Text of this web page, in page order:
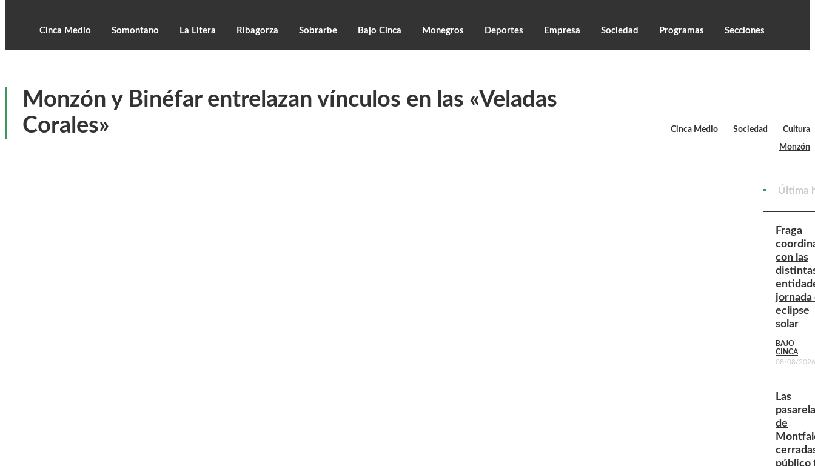
Cinca Medio Somontano La Litera Ribagorza Sobrarbe Bajo Cinca Monegros Deportes Empresa Sociedad Programas Secciones
Monzón y Binéfar entrelazan vínculos en las «Veladas
Corales»
Cinca Medio Sociedad Cultura
Monzón
Última
Fraga
con las
jornada
eclipse
solar
BAJO
CINCA
08/08/2026
Las
de
público